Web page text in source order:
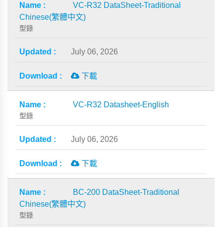
VC-R32 DataSheet-Traditional
Chinese(繁體中文)
型錄
July 06, 2026
下載
VC-R32 Datasheet-English
型錄
July 06, 2026
下載
BC-200 DataSheet-Traditional
Chinese(繁體中文)
型錄